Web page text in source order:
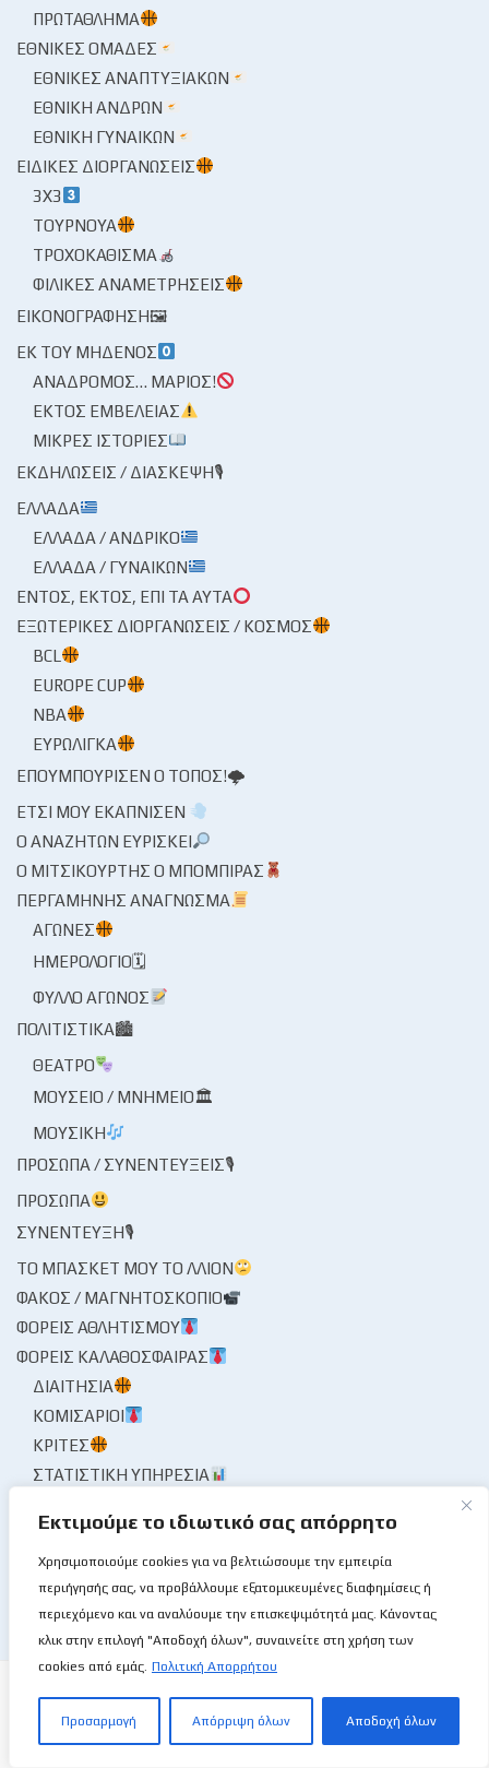
Εκτιμούμε το ιδιωτικό σας απόρρητο
Χρησιμοποιούμε cookies για να βελτιώσουμε την εμπειρία
περιήγησής σας, να προβάλλουμε εξατομικευμένες διαφημίσεις ή
περιεχόμενο και να αναλύουμε την επισκεψιμότητά μας. Κάνοντας
κλικ στην επιλογή "Αποδοχή όλων", συναινείτε στη χρήση των
cookies από εμάς. Πολιτική Απορρήτου
Προσαρμογή Απόρριψη όλων Αποδοχή όλων
ΠΡΩΤΆΘΛΗΜΑ
ΕΘΝΙΚΈΣ ΟΜΆΔΕΣ
ΕΘΝΙΚΈΣ ΑΝΑΠΤΥΞΙΑΚΏΝ
ΕΘΝΙΚΉ ΑΝΔΡΏΝ
ΕΘΝΙΚΉ ΓΥΝΑΙΚΏΝ
ΕΙΔΙΚΈΣ ΔΙΟΡΓΑΝΏΣΕΙΣ
3X3
ΤΟΥΡΝΟΥΆ
ΤΡΟΧΟΚΆΘΙΣΜΑ
ΦΙΛΙΚΈΣ ΑΝΑΜΕΤΡΉΣΕΙΣ
ΕΙΚΟΝΟΓΡΆΦΗΣΗ🖼
ΕΚ ΤΟΥ ΜΗΔΕΝΌΣ
ΑΝΆΔΡΟΜΟΣ… ΜΆΡΙΟΣ!
ΕΚΤΌΣ ΕΜΒΈΛΕΙΑΣ
ΜΙΚΡΈΣ ΙΣΤΟΡΊΕΣ
ΕΚΔΗΛΏΣΕΙΣ / ΔΙΆΣΚΕΨΗ🎙
ΕΛΛΆΔΑ
ΕΛΛΆΔΑ / ΑΝΔΡΙΚΌ
ΕΛΛΆΔΑ / ΓΥΝΑΙΚΏΝ
ΕΝΤΌΣ, ΕΚΤΌΣ, ΕΠΊ ΤΑ ΑΥΤΆ
ΕΞΩΤΕΡΙΚΈΣ ΔΙΟΡΓΑΝΏΣΕΙΣ / ΚΌΣΜΟΣ
BCL
EUROPE CUP
NBA
ΕΥΡΩΛΊΓΚΑ
ΕΠΟΥΜΠΟΎΡΙΣΕΝ Ο ΤΌΠΟΣ!🌩
ΈΤΣΙ ΜΟΥ ΕΚΆΠΝΙΣΕΝ
Ο ΑΝΑΖΗΤΏΝ ΕΥΡΊΣΚΕΙ
Ο ΜΙΤΣΙΚΟΥΡΤΉΣ Ο ΜΠΌΜΠΙΡΑΣ
ΠΕΡΓΑΜΗΝΉΣ ΑΝΆΓΝΩΣΜΑ
ΑΓΏΝΕΣ
ΗΜΕΡΟΛΌΓΙΟ🗓
ΦΎΛΛΟ ΑΓΏΝΟΣ
ΠΟΛΙΤΙΣΤΙΚΆ🏙
ΘΈΑΤΡΟ
ΜΟΥΣΕΊΟ / ΜΝΗΜΕΊΟ🏛
ΜΟΥΣΙΚΉ
ΠΡΌΣΩΠΑ / ΣΥΝΕΝΤΕΎΞΕΙΣ🎙
ΠΡΌΣΩΠΑ
ΣΥΝΈΝΤΕΥΞΗ🎙
ΤΟ ΜΠΆΣΚΕΤ ΜΟΥ ΤΟ ΛΛΊΟΝ
ΦΑΚΌΣ / ΜΑΓΝΗΤΟΣΚΌΠΙΟ
ΦΟΡΕΊΣ ΑΘΛΗΤΙΣΜΟΎ
ΦΟΡΕΊΣ ΚΑΛΑΘΌΣΦΑΙΡΑΣ
ΔΙΑΙΤΗΣΊΑ
ΚΟΜΙΣΆΡΙΟΙ
ΚΡΙΤΈΣ
ΣΤΑΤΙΣΤΙΚΉ ΥΠΗΡΕΣΊΑ
ΨΊΘΥΡΟΙ
ΩΡΑΊΑ ΜΟΥ ΚΥΡΊΑ